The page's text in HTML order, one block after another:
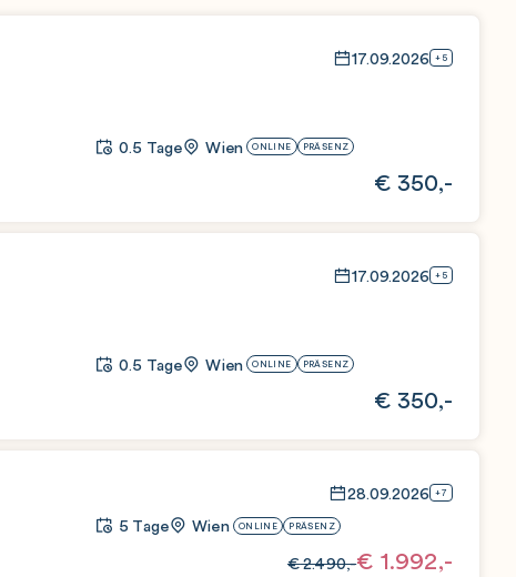
0.5 Tage Wien ONLINE PRÄSENZ
17.09.2026 +5
€ 350,-
0.5 Tage Wien ONLINE PRÄSENZ
17.09.2026 +5
€ 350,-
5 Tage Wien ONLINE PRÄSENZ
28.09.2026 +7
€ 1.992,-
€2.490,-